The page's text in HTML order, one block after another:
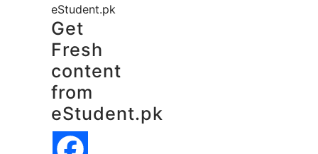
eStudent.pk
Get
Fresh
content
from
eStudent.pk